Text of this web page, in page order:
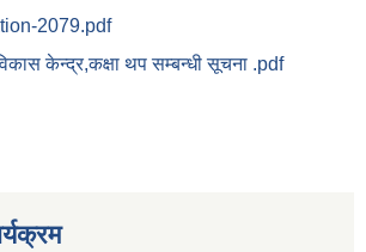
2079.pdf
केन्द्र,कक्षा थप सम्बन्धी सूचना .pdf